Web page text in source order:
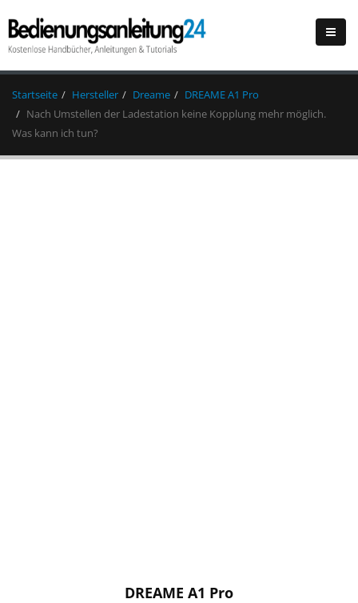
Startseite Hersteller Dreame
DREAME A1 Pro
Nach Umstellen der Ladestation keine Kopplung mehr möglich.
Was kann ich tun?
DREAME A1 Pro